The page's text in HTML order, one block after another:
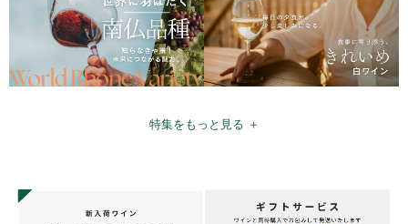
特集をもっと見る ＋